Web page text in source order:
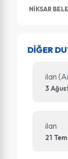
NİKSAR
DİĞER
ilan
3
ilan
21